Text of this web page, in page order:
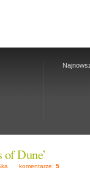
Dune’
komentarze: 5